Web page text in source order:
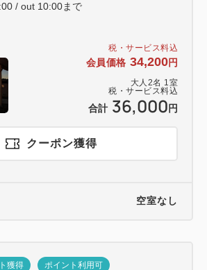
税・サービス料込
会員価格 34,200円
大人 2名 1室
税・サービス料込
合計 36,000 円
/ out 10:00まで
クーポン獲得
空室なし
獲得 ポイント利用可